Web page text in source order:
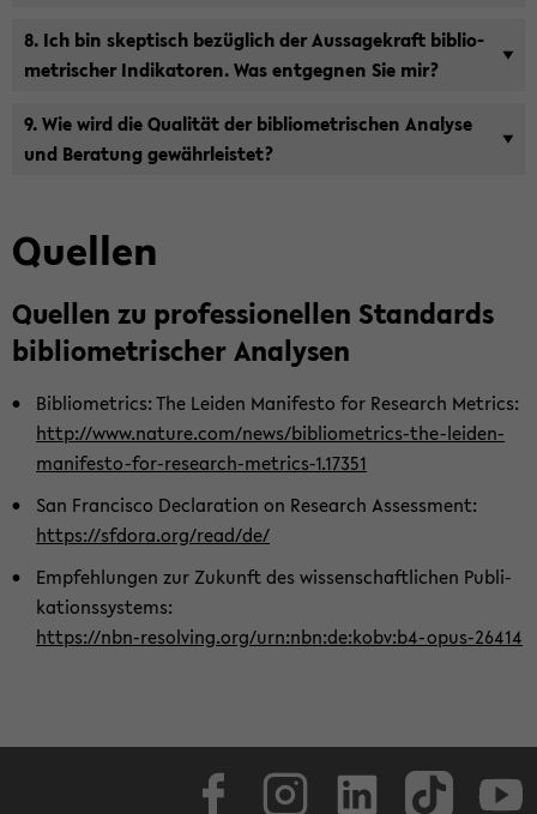
8. Ich bin skep­tisch be­züg­lich der Aus­sa­ge­kraft bi­blio­
me­tri­scher In­di­ka­to­ren. Was ent­geg­nen Sie mir?
9. Wie wird die Qua­li­tät der bi­blio­me­tri­schen Ana­ly­se
und Be­ra­tung ge­währ­leis­tet?
Quel­len
Quel­len zu pro­fes­sio­nel­len Stan­dards
bi­blio­me­tri­scher Ana­ly­sen
Bi­blio­metrics: The Lei­den Ma­ni­fes­to for Re­se­arch Metrics:
http://www.na­tu­re.com/news/bibliometrics-​the-leiden-
manifesto-for-research-metrics-1.17351
San Fran­cis­co De­cla­ra­ti­on on Re­se­arch As­sess­ment:
https://sfdo­ra.org/read/de/
Emp­feh­lun­gen zur Zu­kunft des wis­sen­schaft­li­chen Pu­bli­
ka­ti­ons­sys­tems:
https://nbn-​resolving.org/urn:nbn:de:kobv:b4-​opus-26414
Face­book